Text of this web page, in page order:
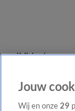
Video's
Jouw
Wij en onze 29